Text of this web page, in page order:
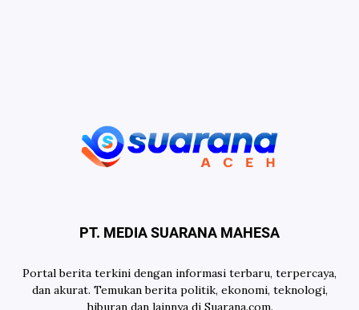
PT. MEDIA SUARANA MAHESA
Portal berita terkini dengan informasi terbaru, terpercaya,
dan akurat. Temukan berita politik, ekonomi, teknologi,
hiburan dan lainnya di Suarana.com.